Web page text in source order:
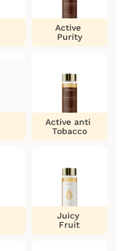
Active
Purity
Active anti
Tobacco
Juicy
Fruit